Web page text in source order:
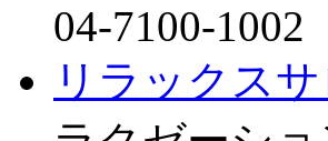
04-7100-1002
リラックス